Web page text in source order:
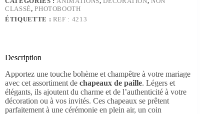
paille
CLASSÉ,PHOTOBOOTH
ÉTIQUETTE : REF : 4213
Description
Apportez une touche bohème et champêtre à votre mariage
avec cet assortiment de chapeaux de paille. Légers et
élégants, ils ajoutent du charme et de l’authenticité à votre
décoration ou à vos invités. Ces chapeaux se prêtent
parfaitement à une cérémonie en plein air, un coin